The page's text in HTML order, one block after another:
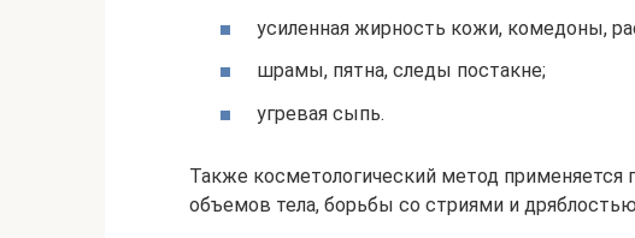
усиленная жирность кожи, комедоны,
шрамы, пятна, следы постакне;
угревая сыпь.
Также косметологический метод применяется
объемов тела, борьбы со стриями и